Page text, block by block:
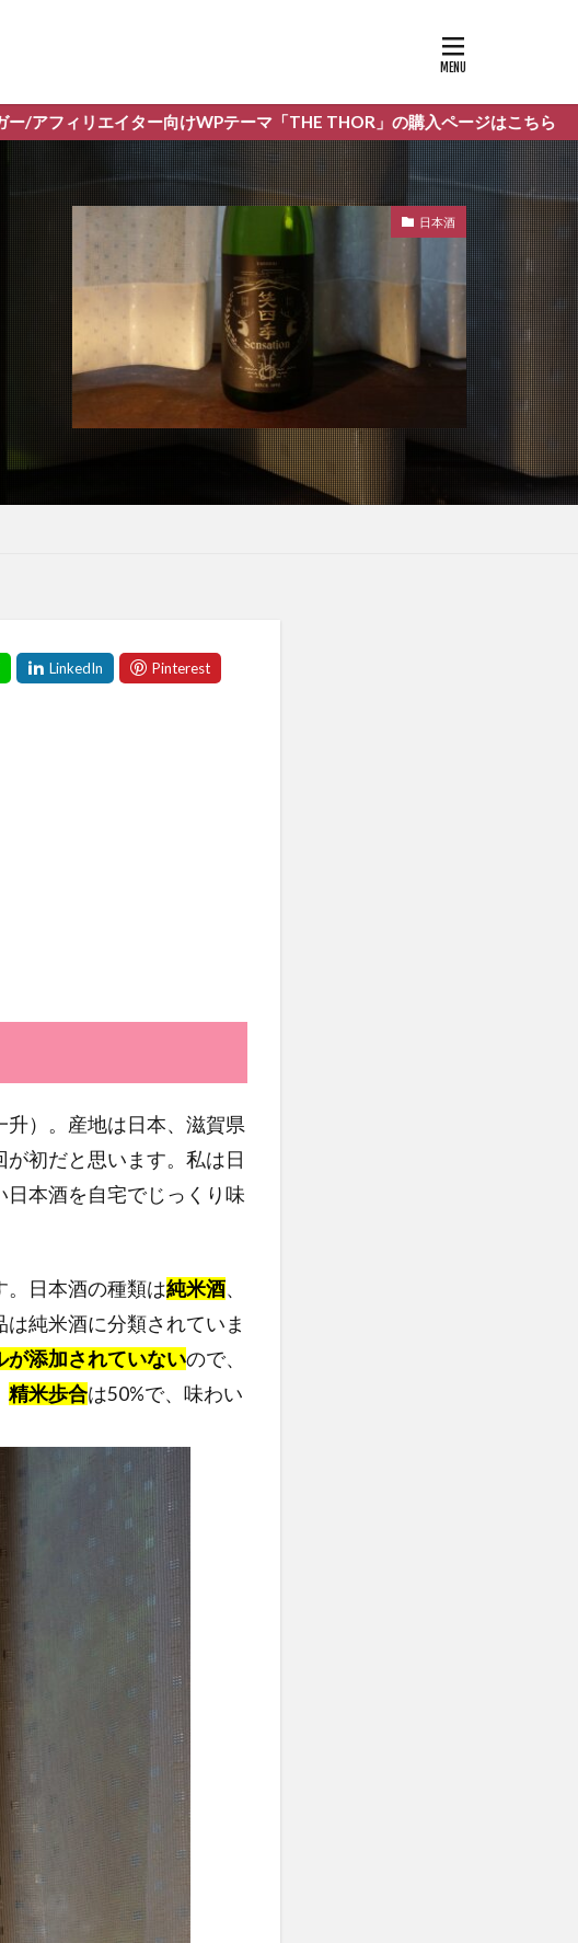
WPテーマ「THE THOR」の購入ページはこちら
日本酒
）。産地は日本、滋賀県
初だと思います。私は日
本酒を自宅でじっくり味
。日本酒の種類は純米酒、
純米酒に分類されていま
が添加されていないので、
精米歩合は50%で、味わい